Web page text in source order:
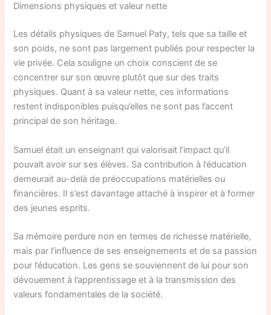
Dimensions physiques et valeur nette
Les détails physiques de Samuel Paty, tels que sa taille et
son poids, ne sont pas largement publiés pour respecter la
vie privée. Cela souligne un choix conscient de se
concentrer sur son œuvre plutôt que sur des traits
physiques. Quant à sa valeur nette, ces informations
restent indisponibles puisqu’elles ne sont pas l’accent
principal de son héritage.
Samuel était un enseignant qui valorisait l’impact qu’il
pouvait avoir sur ses élèves. Sa contribution à l’éducation
demeurait au-delà de préoccupations matérielles ou
financières. Il s’est davantage attaché à inspirer et à former
des jeunes esprits.
Sa mémoire perdure non en termes de richesse matérielle,
mais par l’influence de ses enseignements et de sa passion
pour l’éducation. Les gens se souviennent de lui pour son
dévouement à l’apprentissage et à la transmission des
valeurs fondamentales de la société.